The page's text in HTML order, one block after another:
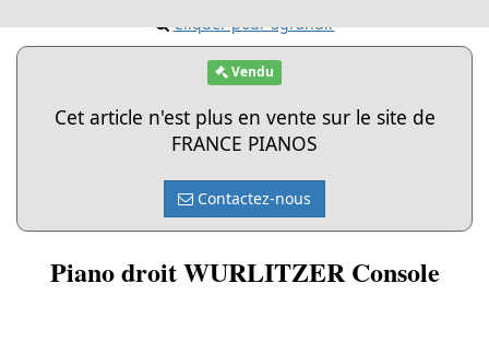
Cliquer pour agrandir
Vendu
Cet article n'est plus en vente sur le site de
FRANCE PIANOS
Contactez-nous
Piano droit WURLITZER Console